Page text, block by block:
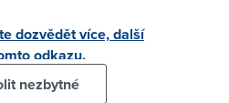
se podíváte(voicemail, vpn
rychlosti 256Kb/s a ceny
poskytovatelé jako je
šanci. Tímto jsem Vám chtěl
dozvědět více, další
odkazu.
nezbytné